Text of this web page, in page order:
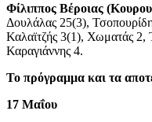
Φίλιππος Βέροιας
Δουλάλας 25(3),
Καλαϊτζής 3(1), Χωματάς 2,
Καραγιάννης 4.
Το πρόγραμμα και τα
17 Μαΐου